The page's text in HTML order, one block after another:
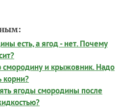
есть, а ягод - нет. Почему
и крыжовник. Надо
корни?
ягоды смородины после